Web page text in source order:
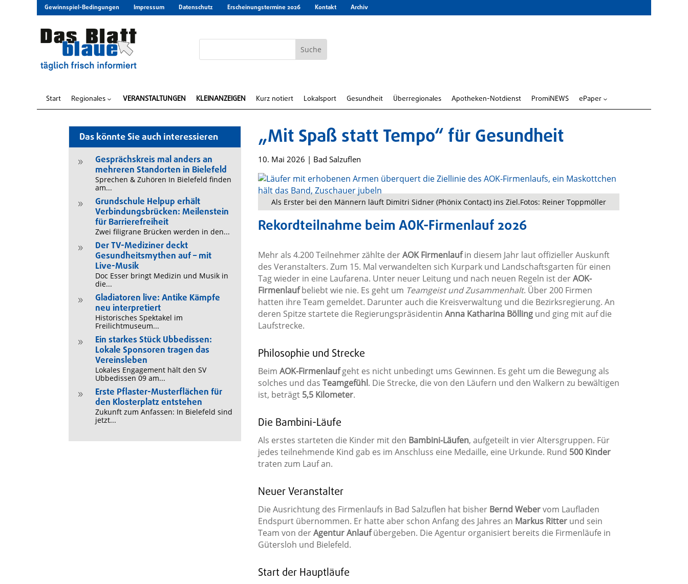
Gewinnspiel-Bedingungen Impressum Datenschutz Erscheinungstermine 2026 Kontakt Archiv
Start Regionales 3 VERANSTALTUNGEN KLEINANZEIGEN Kurz notiert Lokalsport Gesundheit Überregionales Apotheken-Notdienst PromiNEWS ePaper 3
Das könnte Sie auch interessieren
9
Gesprächskreis mal anders an
mehreren Standorten in Bielefeld
Sprechen & Zuhören In Bielefeld finden
am...
9
Grundschule Helpup erhält
Verbindungsbrücken: Meilenstein
für Barrierefreiheit
Zwei filigrane Brücken werden in den...
9
Der TV-Mediziner deckt
Gesundheitsmythen auf – mit
Live-Musik
Doc Esser bringt Medizin und Musik in
die...
9
Gladiatoren live: Antike Kämpfe
neu interpretiert
Historisches Spektakel im
Freilichtmuseum...
9
Ein starkes Stück Ubbedissen:
Lokale Sponsoren tragen das
Vereinsleben
Lokales Engagement hält den SV
Ubbedissen 09 am...
9
Erste Pflaster-Musterflächen für
den Klosterplatz entstehen
Zukunft zum Anfassen: In Bielefeld sind
jetzt...
„Mit Spaß statt Tempo“ für Gesundheit
10. Mai 2026 | Bad Salzuflen
Als Erster bei den Männern läuft Dimitri Sidner (Phönix Contact) ins Ziel.Fotos: Reiner Toppmöller
Rekordteilnahme beim AOK-Firmenlauf 2026
Mehr als 4.200 Teilnehmer zählte derAOK Firmenlaufin diesem Jahr laut offizieller Auskunft
des Veranstalters. Zum 15. Mal verwandelten sich Kurpark und Landschaftsgarten für einen
Tag wieder in eine Laufarena. Unter neuer Leitung und nach neuen Regeln ist derAOK-
Firmenlaufbeliebt wie nie. Es geht um Teamgeist und Zusammenhalt. Über 200 Firmen
hatten ihre Team gemeldet. Darunter auch die Kreisverwaltung und die Bezirksregierung. An
deren Spitze startete die Regierungspräsidentin Anna Katharina Böllingund ging mit auf die
Laufstrecke.
Philosophie und Strecke
Beim AOK-Firmenlaufgeht es nicht unbedingt ums Gewinnen. Es geht um die Bewegung als
solches und das Teamgefühl. Die Strecke, die von den Läufern und den Walkern zu bewältigen
ist, beträgt 5,5 Kilometer.
Die Bambini-Läufe
Als erstes starteten die Kinder mit den Bambini-Läufen, aufgeteilt in vier Altersgruppen. Für
jedes teilnehmende Kind gab es im Anschluss eine Medaille, eine Urkunde. Rund 500 Kinder
traten zum Lauf an.
Neuer Veranstalter
Die Ausrichtung des Firmenlaufs in Bad Salzuflen hat bisher Bernd Webervom Laufladen
Endspurt übernommen. Er hatte aber schon Anfang des Jahres an Markus Ritterund sein
Team von derAgentur Anlaufübergeben. Die Agentur organisiert bereits die Firmenläufe in
Gütersloh und Bielefeld.
Start der Hauptläufe